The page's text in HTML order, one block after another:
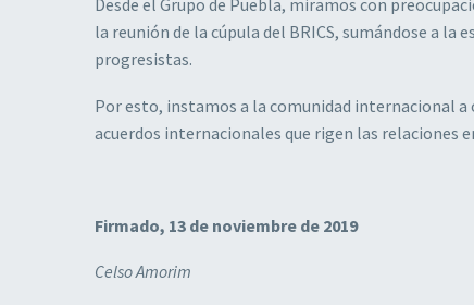
la reunión de la cúpula del BRICS, sumándose a
progresistas.
Por esto, instamos a la comunidad internacional
acuerdos internacionales que rigen las relaciones
Firmado, 13 de noviembre de 2019
Celso Amorim